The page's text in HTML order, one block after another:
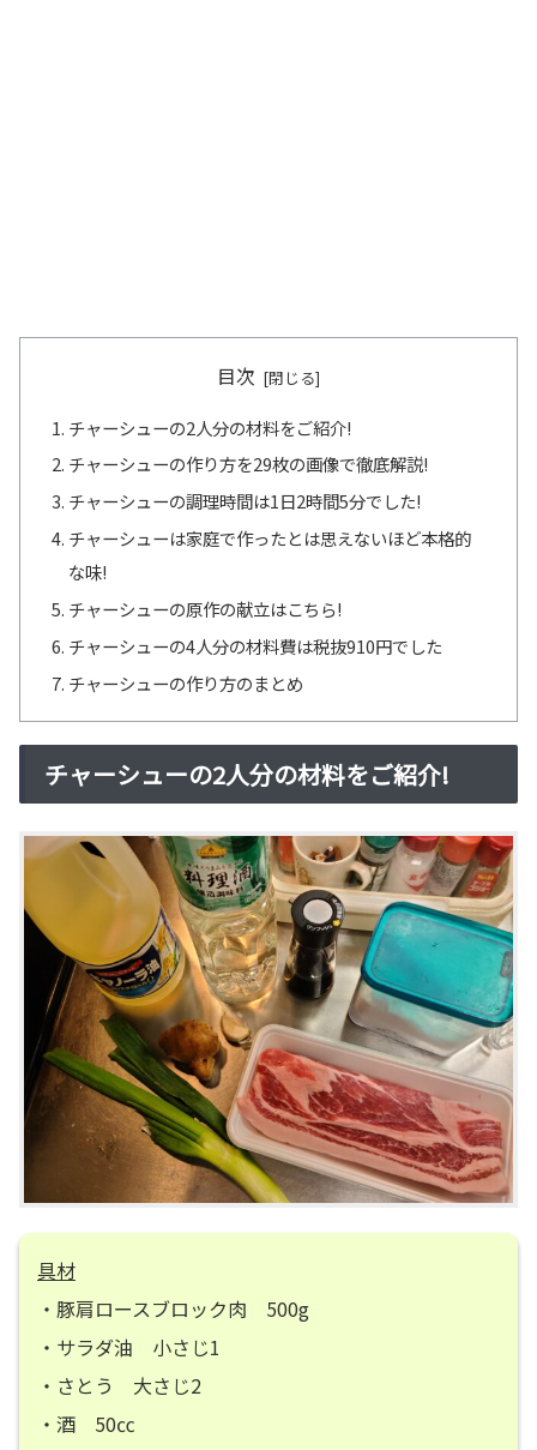
目次
チャーシューの2人分の材料をご紹介!
チャーシューの作り方を29枚の画像で徹底解説!
チャーシューの調理時間は1日2時間5分でした!
チャーシューは家庭で作ったとは思えないほど本格的
な味!
チャーシューの原作の献立はこちら!
チャーシューの4人分の材料費は税抜910円でした
チャーシューの作り方のまとめ
チャーシューの2人分の材料をご紹介!
具材
・豚肩ロースブロック肉 500g
・サラダ油 小さじ1
・さとう 大さじ2
・酒 50㏄